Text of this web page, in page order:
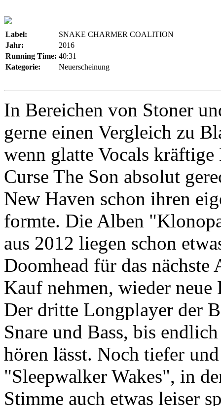
Label:
SNAKE CHARMER COALITION
Jahr:
2016
Running Time: 40:31
Kategorie:
Neuerscheinung
In Bereichen von Stoner
gerne einen Vergleich zu
wenn glatte Vocals
Curse The Son absolut
New Haven schon ihren
formte. Die Alben
aus 2012 liegen schon
Doomhead für das
Kauf nehmen, wieder
Der dritte Longplayer der
Snare und Bass, bis
hören lässt. Noch tiefer
"Sleepwalker Wakes", in
Stimme auch etwas leiser